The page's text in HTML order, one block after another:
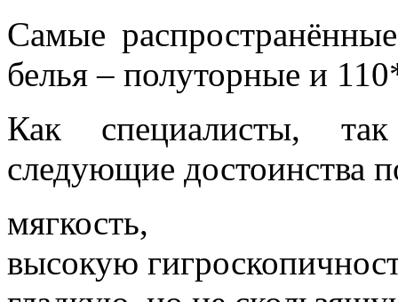
Самые
белья – полуторные и
Как специалисты,
следующие достоинства
мягкость,
высокую